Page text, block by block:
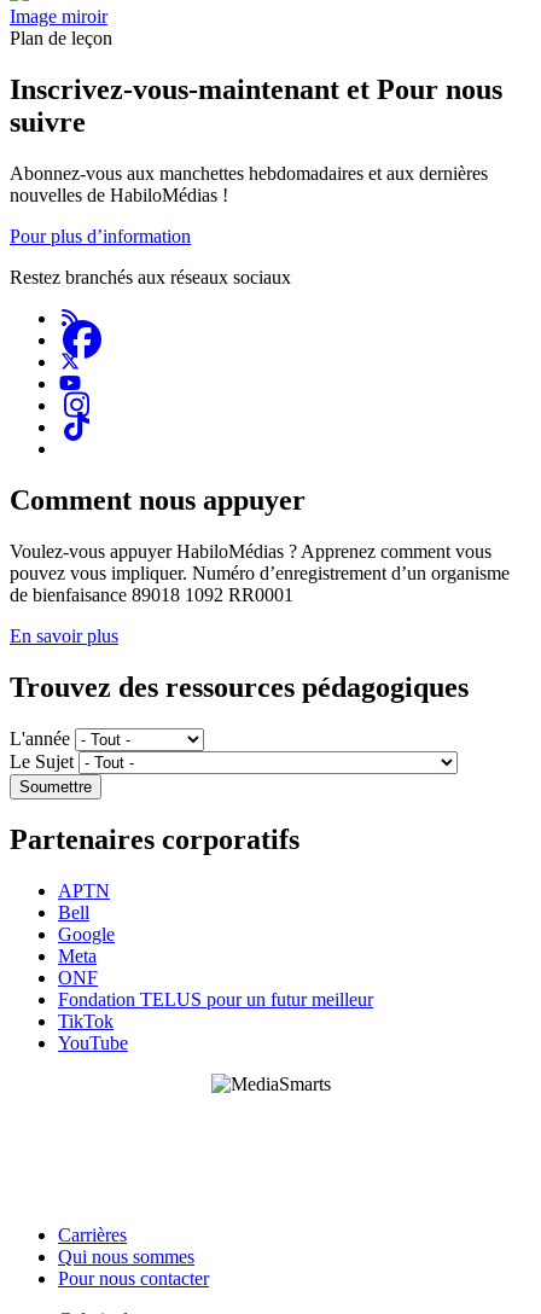
Image miroir
Plan de leçon
Inscrivez-vous-maintenant et Pour nous
suivre
Abonnez-vous aux manchettes hebdomadaires et aux dernières
nouvelles de HabiloMédias !
Pour plus d’information
Restez branchés aux réseaux sociaux
Comment nous appuyer
Voulez-vous appuyer HabiloMédias ? Apprenez comment vous
pouvez vous impliquer. Numéro d’enregistrement d’un organisme
de bienfaisance 89018 1092 RR0001
En savoir plus
Trouvez des ressources pédagogiques
L'année
Le Sujet
Partenaires corporatifs
APTN
Bell
Google
Meta
ONF
Fondation TELUS pour un futur meilleur
TikTok
YouTube
Footer
Carrières
Qui nous sommes
Pour nous contacter